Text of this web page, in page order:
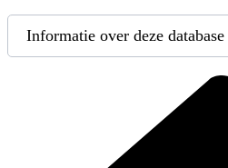
Informatie over deze database